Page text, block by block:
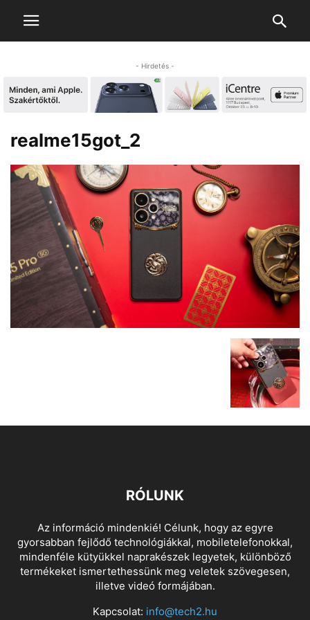
- Hirdetés -
realme15got_2
RÓLUNK
Az információ mindenkié! Célunk, hogy az egyre
gyorsabban fejlődő technológiákkal, mobiletelefonokkal,
mindenféle kütyükkel naprakészek legyetek, különböző
termékeket ismertethessünk meg veletek szövegesen,
illetve videó formájában.
Kapcsolat: info@tech2.hu